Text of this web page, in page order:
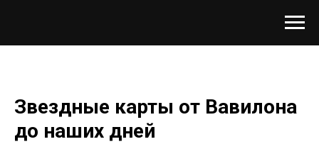
Звездные карты от Вавилона
до наших дней